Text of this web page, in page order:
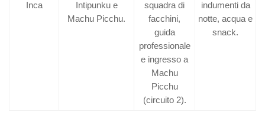
Inca
Intipunku e
Machu Picchu.
squadra di
facchini,
guida
professionale
e ingresso a
Machu
Picchu
(circuito 2).
indumenti da
notte, acqua e
snack.